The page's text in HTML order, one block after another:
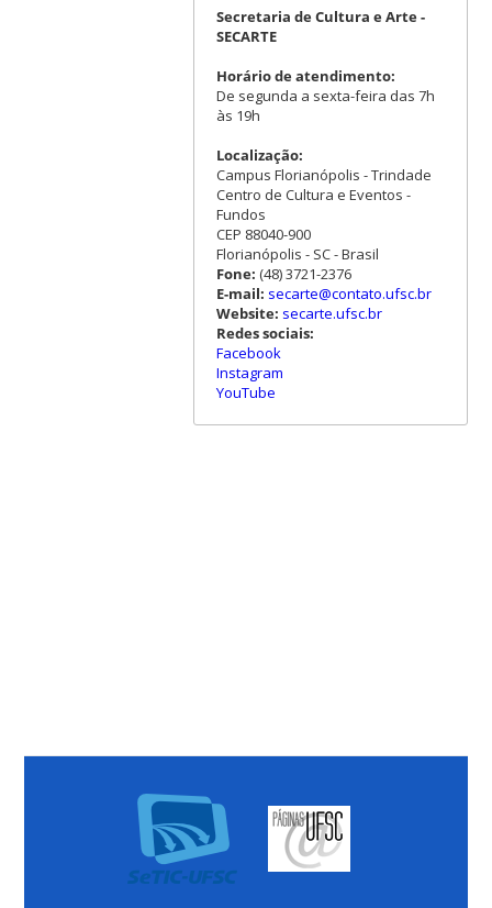
Secretaria de Cultura e Arte -
SECARTE
Horário de atendimento:
De segunda a sexta-feira das 7h
às 19h
Localização:
Campus Florianópolis - Trindade
Centro de Cultura e Eventos -
Fundos
CEP 88040-900
Florianópolis - SC - Brasil
Fone: (48) 3721-2376
E-mail: secarte@contato.ufsc.br
Website: secarte.ufsc.br
Redes sociais:
Facebook
Instagram
YouTube